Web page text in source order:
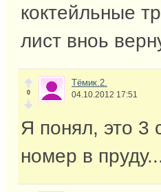
коктейльные
лист вноь
0
Тёмик.2.
04.10.2012 17:51
Я понял, это 3
номер в